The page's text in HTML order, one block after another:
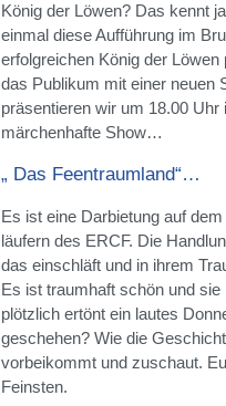
König der Löwen? Das kennt
einmal diese Aufführung im
erfolgreichen König der
das Publikum mit einer neuen
präsentieren wir um 18.00
märchenhafte Show…
„ Das Feentraumland“…
Es ist eine Darbietung auf
läufern des ERCF. Die
das einschläft und in ihrem
Es ist traumhaft schön und
plötzlich ertönt ein lautes
geschehen? Wie die
vorbeikommt und zuschaut.
Feinsten.